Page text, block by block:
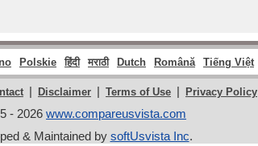
Polskie हिंदी मराठी Dutch Română Tiếng Việt
| Disclaimer | Terms of Use | Privacy Policy
- 2026 www.compareusvista.com
& Maintained by softUsvista Inc.